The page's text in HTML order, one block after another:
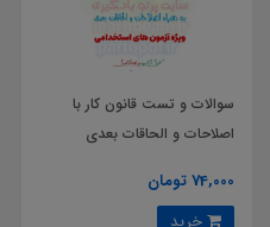
سوالات و تست قانون کار با
اصلاحات و الحاقات بعدی
74,000 تومان